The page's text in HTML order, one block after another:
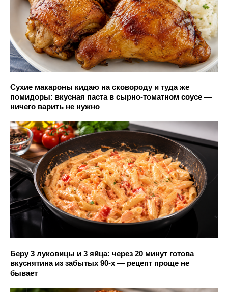
Сухие макароны кидаю на сковороду и туда же
помидоры: вкусная паста в сырно-томатном соусе —
ничего варить не нужно
Беру 3 луковицы и 3 яйца: через 20 минут готова
вкуснятина из забытых 90-х — рецепт проще не
бывает